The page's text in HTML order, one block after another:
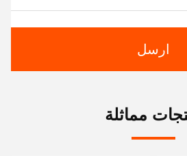
ارسل
مماثلة